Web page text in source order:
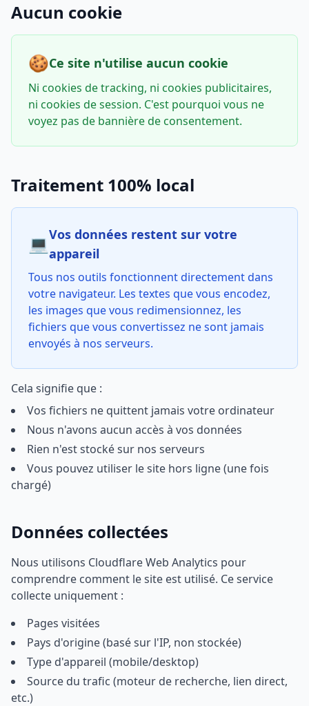
Aucun cookie
🍪Ce site n'utilise aucun cookie
Ni cookies de tracking, ni cookies publicitaires,
ni cookies de session. C'est pourquoi vous ne
voyez pas de bannière de consentement.
Traitement 100% local
💻Vos données restent sur votre
appareil
Tous nos outils fonctionnent directement dans
votre navigateur. Les textes que vous encodez,
les images que vous redimensionnez, les
fichiers que vous convertissez ne sont jamais
envoyés à nos serveurs.
Cela signifie que :
Vos fichiers ne quittent jamais votre ordinateur
Nous n'avons aucun accès à vos données
Rien n'est stocké sur nos serveurs
Vous pouvez utiliser le site hors ligne (une fois
chargé)
Données collectées
Nous utilisons Cloudflare Web Analytics pour
comprendre comment le site est utilisé. Ce service
collecte uniquement :
Pages visitées
Pays d'origine (basé sur l'IP, non stockée)
Type d'appareil (mobile/desktop)
Source du trafic (moteur de recherche, lien direct,
etc.)